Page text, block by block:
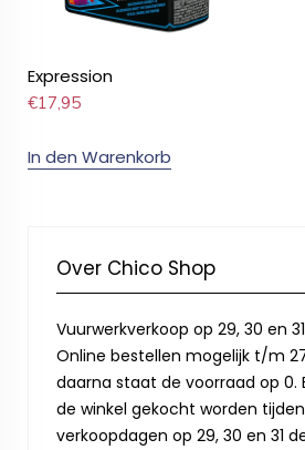
Expression
€17,95
In den Warenkorb
Over Chico Shop
Vuurwerkverkoop op 29, 30 en
Online bestellen mogelijk t/m
daarna staat de voorraad op 0.
de winkel gekocht worden
verkoopdagen op 29, 30 en 31